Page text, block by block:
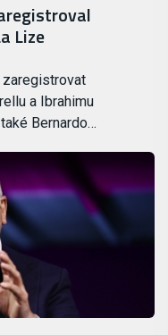
Lize
zaregistrovat
a Ibrahimu
Bernardo…